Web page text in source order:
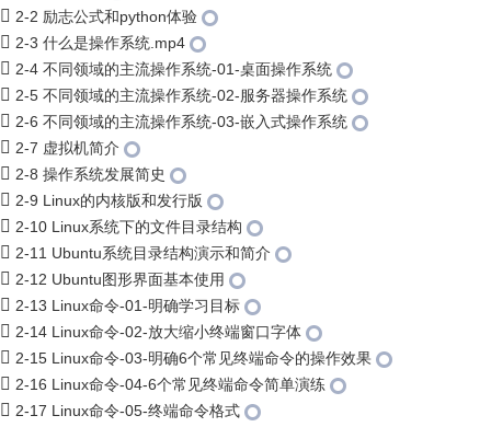
2-2 励志公式和python体验
2-3 什么是操作系统.mp4
2-4 不同领域的主流操作系统-01-桌面操作系统
2-5 不同领域的主流操作系统-02-服务器操作系统
2-6 不同领域的主流操作系统-03-嵌入式操作系统
2-7 虚拟机简介
2-8 操作系统发展简史
2-9 Linux的内核版和发行版
2-10 Linux系统下的文件目录结构
2-11 Ubuntu系统目录结构演示和简介
2-12 Ubuntu图形界面基本使用
2-13 Linux命令-01-明确学习目标
2-14 Linux命令-02-放大缩小终端窗口字体
2-15 Linux命令-03-明确6个常见终端命令的操作效果
2-16 Linux命令-04-6个常见终端命令简单演练
2-17 Linux命令-05-终端命令格式